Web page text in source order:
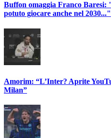
Buffon omaggia Franco
potuto giocare anche nel 2030..."
Amorim: “L’Inter? Aprite
Milan”